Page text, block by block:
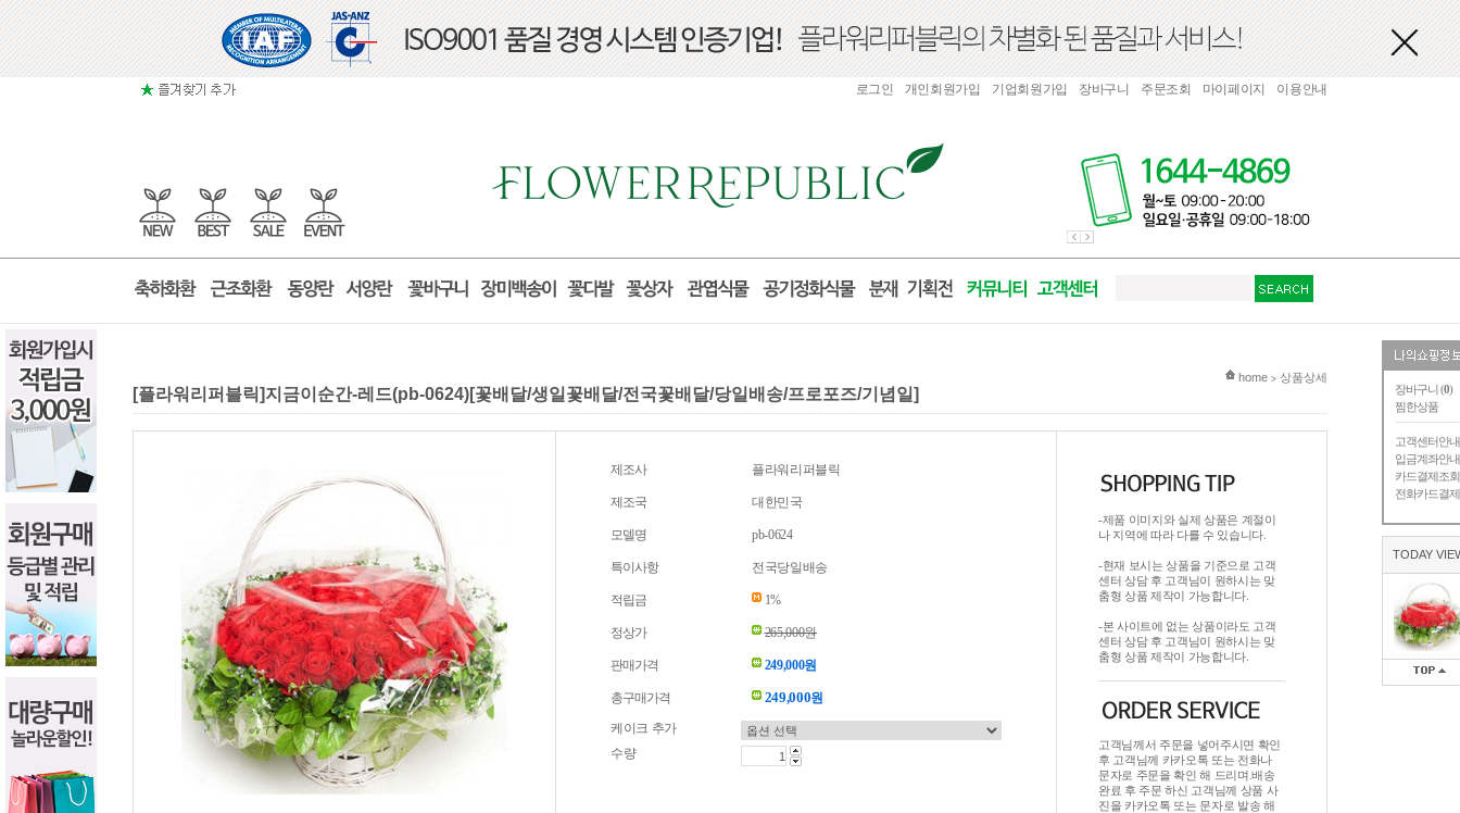
장바구니 (0)
찜한상품
고객센터안내
입금계좌안내
카드결제조회
전화카드결제
TODAY
로그인 개인회원가입 기업회원가입 장바구니 주문조회 마이페이지 이용안내
현재 위치
home > 상품상세
[플라워리퍼블릭]지금이순간-레드(pb-0624)[꽃배달/생일꽃배달/전국꽃배달/당일배송/프로포즈/기념일]
제조사 플라워리퍼블릭
제조국 대한민국
모델명 pb-0624
특이사항 전국당일배송
적립금 1%
정상가 265,000원
판매가격 249,000원
총구매가격 249,000원
케이크 추가
수량
-제품 이미지와 실제 상품은 계절이
나 지역에 따라 다를 수 있습니다.
-현재 보시는 상품을 기준으로 고객
센터 상담 후 고객님이 원하시는 맞
춤형 상품 제작이 가능합니다.
-본 사이트에 없는 상품이라도 고객
센터 상담 후 고객님이 원하시는 맞
춤형 상품 제작이 가능합니다.
고객님께서 주문을 넣어주시면 확인
후 고객님께 카카오톡 또는 전화나
문자로 주문을 확인 해 드리며.배송
완료 후 주문 하신 고객님께 상품 사
진을 카카오톡 또는 문자로 발송 해